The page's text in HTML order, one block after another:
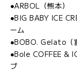
●ARBOL（熊本）
●BIG BABY ICE
ーム
●BOBO. Gelato（
●Bole COFFEE &
ブ